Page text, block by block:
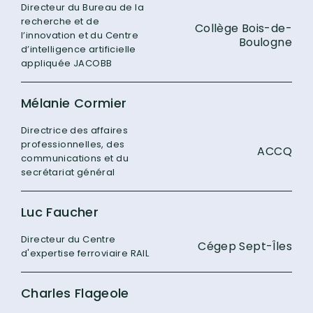
Directeur du Bureau de la
recherche et de
l’innovation et du Centre
d’intelligence artificielle
appliquée JACOBB
Collège Bois-de-
Boulogne
Mélanie Cormier
Directrice des affaires
professionnelles, des
communications et du
secrétariat général
ACCQ
Luc Faucher
Directeur du Centre
d'expertise ferroviaire RAIL
Cégep Sept-Îles
Charles Flageole